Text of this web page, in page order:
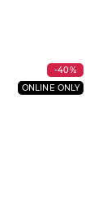
-40%
ONLINE ONLY